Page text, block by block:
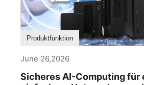
Produktfunktion
June 26,2026
Sicheres AI-Computing für